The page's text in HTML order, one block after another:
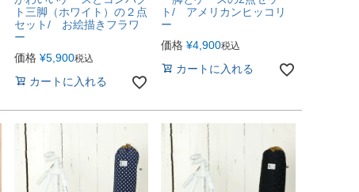
ト三脚（ホワイト）の２点
セット/ お絵描きフラワ
ー
価格 ¥5,900税込
カートに入れる
ト/ アメリカンヒッコリ
ー
価格 ¥4,900税込
カートに入れる